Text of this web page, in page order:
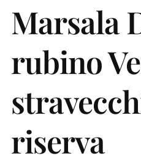
Marsala
rubino
riserva